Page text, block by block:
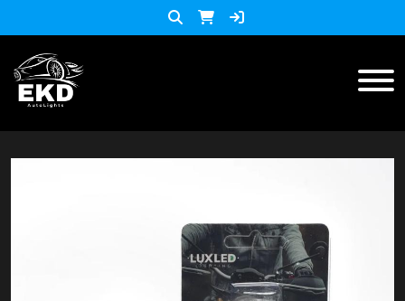
ACCESORIOS MOTO
accesorios para celulares